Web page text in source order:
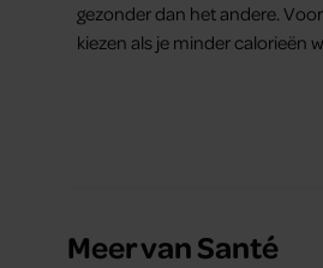
gezonder dan het andere.
kiezen als je minder calorieën
Meer van Santé